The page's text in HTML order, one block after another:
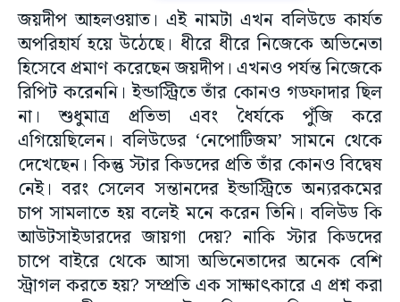
জয়দীপ আহলওয়াত। এই নামটা এখন বলিউডে কার্যত
অপরিহার্য হয়ে উঠেছে। ধীরে ধীরে নিজেকে অভিনেতা
হিসেবে প্রমাণ করেছেন জয়দীপ। এখনও পর্যন্ত নিজেকে
রিপিট করেননি। ইন্ডাস্ট্রিতে তাঁর কোনও গডফাদার ছিল
না। শুধুমাত্র প্রতিভা এবং ধৈর্যকে পুঁজি করে
এগিয়েছিলেন। বলিউডের ‘নেপোটিজম’ সামনে থেকে
দেখেছেন। কিন্তু স্টার কিডদের প্রতি তাঁর কোনও বিদ্বেষ
নেই। বরং সেলেব সন্তানদের ইন্ডাস্ট্রিতে অন্যরকমের
চাপ সামলাতে হয় বলেই মনে করেন তিনি। বলিউড কি
আউটসাইডারদের জায়গা দেয়? নাকি স্টার কিডদের
চাপে বাইরে থেকে আসা অভিনেতাদের অনেক বেশি
স্ট্রাগল করতে হয়? সম্প্রতি এক সাক্ষাৎকারে এ প্রশ্ন করা